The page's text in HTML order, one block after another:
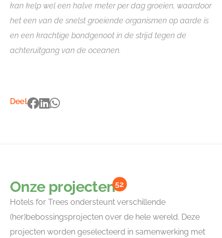
kan kelp wel een halve meter per dag groeien, waardoor
het een van de snelst groeiende organismen op aarde is
en een krachtige bondgenoot in de strijd tegen de
achteruitgang van de oceanen.
Deel
Onze projecten52
Hotels for Trees ondersteunt verschillende
(her)bebossingsprojecten over de hele wereld. Deze
projecten worden geselecteerd in samenwerking met